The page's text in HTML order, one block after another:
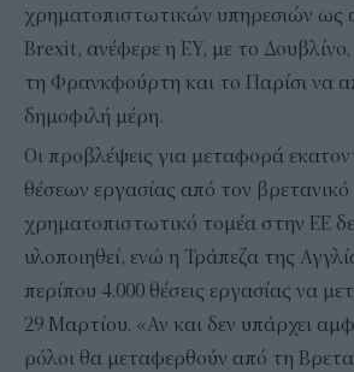
χρηματοπιστωτικών υπηρεσιών ως
Brexit, ανέφερε η EY, με το
τη Φρανκφούρτη και το Παρίσι να
δημοφιλή μέρη.
Οι προβλέψεις για μεταφορά
θέσεων εργασίας από τον βρετανικό
χρηματοπιστωτικό τομέα στην ΕΕ
υλοποιηθεί, ενώ η Τράπεζα της
περίπου 4.000 θέσεις εργασίας να
29 Μαρτίου. «Αν και δεν υπάρχει
ρόλοι θα μεταφερθούν από τη